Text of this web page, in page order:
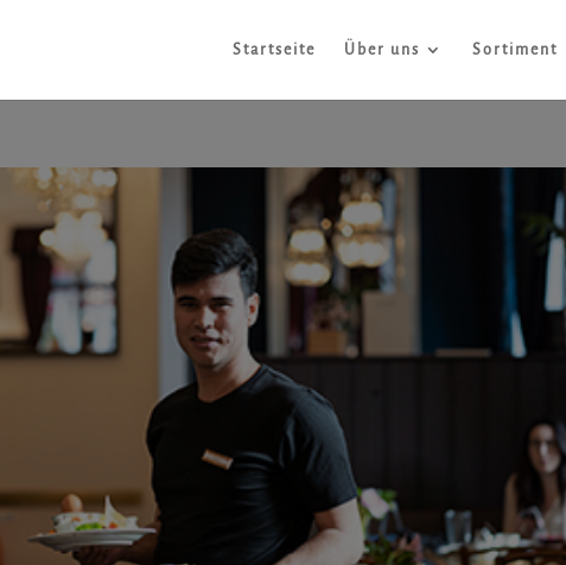
Startseite Über uns Sortiment